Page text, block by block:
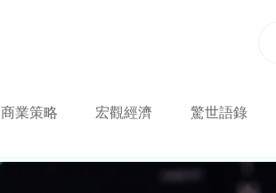
商業策略 宏觀經濟 驚世語錄